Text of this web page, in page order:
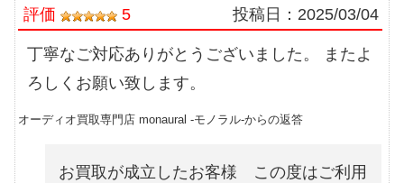
評価 5 投稿日： 2025/03/04
丁寧なご対応ありがとうございました。 またよ
ろしくお願い致します。
オーディオ買取専門店 monaural -モノラル-からの返答
お買取が成立したお客様 この度はご利用